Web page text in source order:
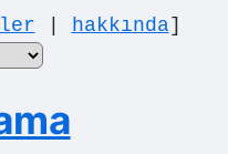
hakkında]